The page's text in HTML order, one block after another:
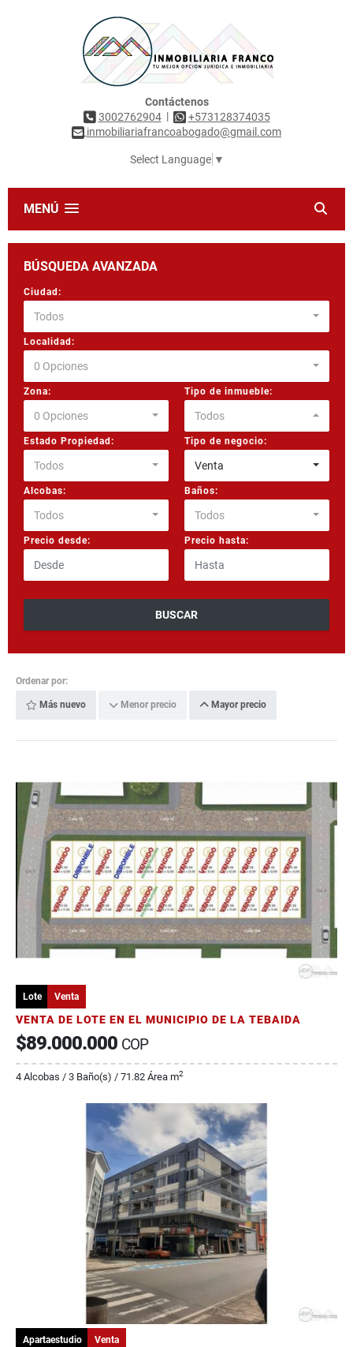
Contáctenos
3002762904|
+573128374035
inmobiliariafrancoabogado@gmail.com
Select Language ▼
MENÚ
BÚSQUEDA AVANZADA
Ciudad:
Todos
Localidad:
0 Opciones
Zona:
0 Opciones
Tipo de inmueble:
Todos
Estado Propiedad:
Todos
Tipo de negocio:
Venta
Alcobas:
Todos
Baños:
Todos
Precio desde: Precio hasta:
BUSCAR
Ordenar por:
Más nuevo Menor precio Mayor precio
Lote Venta
VENTA DE LOTE EN EL MUNICIPIO DE LA TEBAIDA
$89.000.000 COP
4 Alcobas / 3 Baño(s) / 71.82 Área m2
Apartaestudio Venta